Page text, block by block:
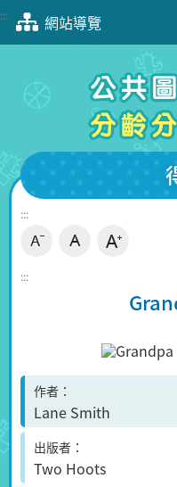
跳
塊
::: 網站導覽
:::
:::
作者
Lane Smith
出版者
Two Hoots